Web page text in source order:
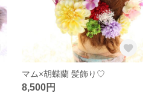
マム×胡蝶蘭 髪飾り♡
8,500円